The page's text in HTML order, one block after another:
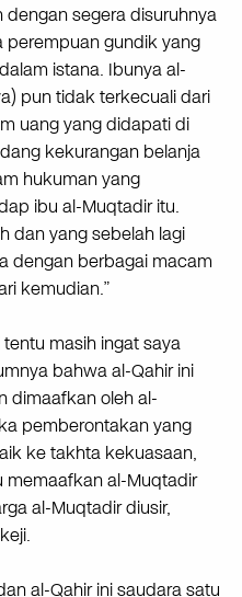
dengan segera disuruhnya
gundik yang
istana. Ibunya al-
pun tidak terkecuali dari
uang yang didapati di
kekurangan belanja
hukuman yang
ibu al-Muqtadir itu.
dan yang sebelah lagi
dengan berbagai macam
kemudian.”
masih ingat saya
bahwa al-Qahir ini
dimaafkan oleh al-
pemberontakan yang
ke takhta kekuasaan,
memaafkan al-Muqtadir
al-Muqtadir diusir,
al-Qahir ini saudara satu